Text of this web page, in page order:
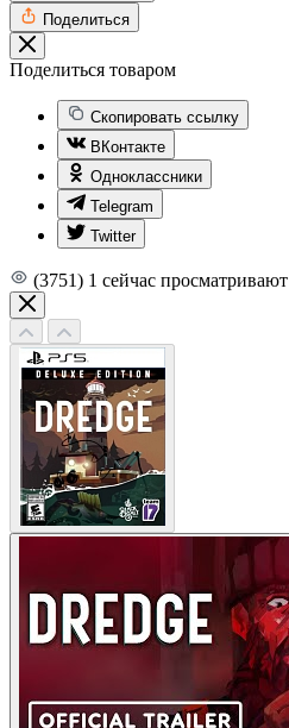
Поделиться
Поделиться товаром
Скопировать ссылку
ВКонтакте
Одноклассники
Telegram
Twitter
(3751) 1 сейчас просматривают